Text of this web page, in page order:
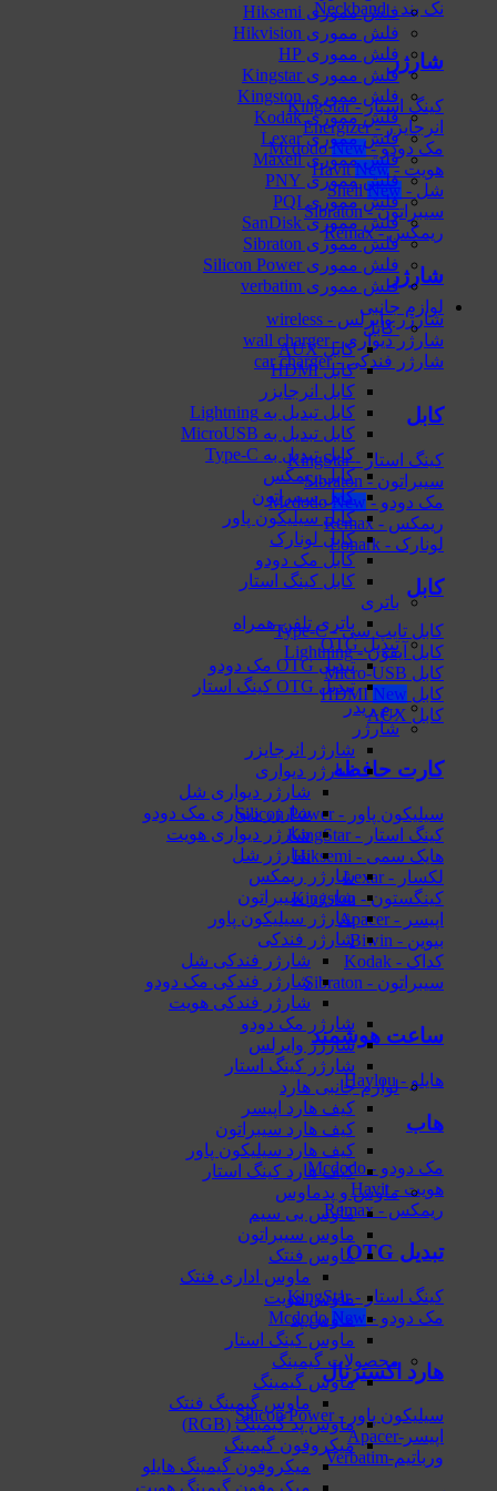
نک بند - Neckband
شارژر
کینگ استار - KingStar
انرجایزر - Energizer
مک دودو - Mcdodo
هویت - Havit
شل - Shell
سیبراتون - Sibraton
ریمکس - Remax
شارژر
شارژر وایرلس - wireless
شارژر دیواری - wall charger
شارژر فندکی - car charger
کابل
کینگ استار - KingStar
سیبراتون - Sibraton
مک دودو - Mcdodo
ریمکس - Remax
لونارک - Lonark
کابل
کابل تایپ سی - Type-C
کابل آیفون - Lightning
کابل Micro-USB
کابل HDMI
کابل AUX
کارت حافظه
سیلیکون پاور - Silicon Power
کینگ استار - KingStar
هایک‌ سمی - Hiksemi
لکسار - Lexar
کینگستون - Kingston
اپیسر - Apacer
بیوین - Biwin
کداک - Kodak
سیبراتون - Sibraton
ساعت هوشمند
هایلو - Haylou
هاب
مک دودو - Mcdodo
هویت - Havit
ریمکس - Remax
تبدیل OTG
کینگ استار - KingStar
مک دودو - Mcdodo
هارد اکسترنال
سیلیکون پاور - Silicon Power
اپیسر-Apacer
ورباتیم-Verbatim
فلش مموری Hiksemi
فلش مموری Hikvision
فلش مموری HP
فلش مموری Kingstar
فلش مموری Kingston
فلش مموری Kodak
فلش مموری Lexar
فلش مموری Maxell
فلش مموری PNY
فلش مموری PQI
فلش مموری SanDisk
فلش مموری Sibraton
فلش مموری Silicon Power
فلش مموری verbatim
لوازم جانبی
کابل
کابل AUX
کابل HDMI
کابل انرجایزر
کابل تبدیل به Lightning
کابل تبدیل به MicroUSB
کابل تبدیل به Type-C
کابل ریمکس
کابل سیبراتون
کابل سیلیکون پاور
کابل لونارک
کابل مک دودو
کابل کینگ استار
باتری
باتری تلفن همراه
تبدیل OTG
تبدیل OTG مک دودو
تبدیل OTG کینگ استار
رم ریدر
شارژر
شارژر انرجایزر
شارژر دیواری
شارژر دیواری شل
شارژر دیواری مک دودو
شارژر دیواری هویت
شارژر شل
شارژر ریمکس
شارژر سیبراتون
شارژر سیلیکون پاور
شارژر فندکی
شارژر فندکی شل
شارژر فندکی مک دودو
شارژر فندکی هویت
شارژر مک دودو
شارژر وایرلس
شارژر کینگ استار
لوازم جانبی هارد
کیف هارد اپیسر
کیف هارد سیبراتون
کیف هارد سیلیکون پاور
کیف هارد کینگ استار
ماوس و پدماوس
ماوس بی سیم
ماوس سیبراتون
ماوس فنتک
ماوس اداری فنتک
ماوس هویت
ماوس پد
ماوس کینگ استار
محصولات گیمینگ
ماوس گیمینگ
ماوس گیمینگ فنتک
ماوس‌ پد گیمینگ (RGB)
میکروفون گیمینگ
میکروفون گیمینگ هایلو